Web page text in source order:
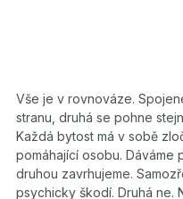
Vše je v rovnováze.
stranu, druhá se pohne
Každá bytost má v sobě
pomáhající osobu. Dáváme
druhou zavrhujeme.
psychicky škodí. Druhá ne.